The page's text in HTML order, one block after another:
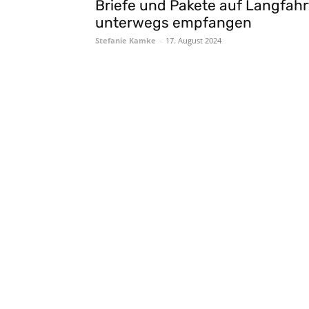
Briefe und Pakete auf
unterwegs empfangen
Stefanie Kamke - 17. August 2024